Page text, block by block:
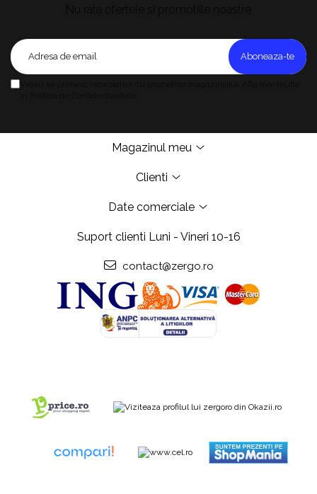
Magazinul meu
Clienti
Date comerciale
Suport clienti Luni - Vineri 10-16
contact@zergo.ro